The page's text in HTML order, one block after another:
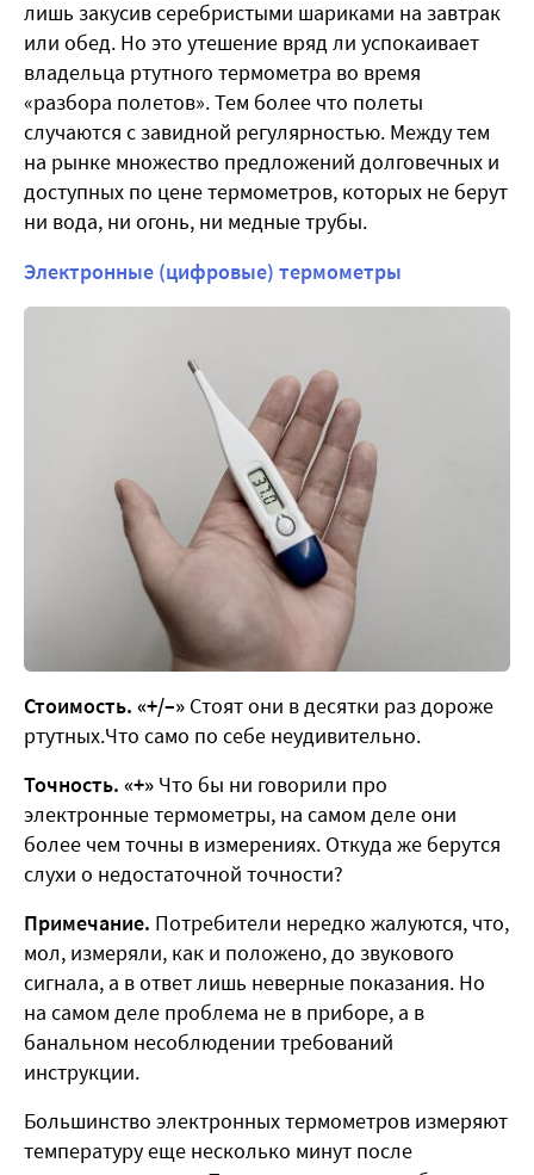
лишь закусив серебристыми шариками на завтрак
или обед. Но это утешение вряд ли успокаивает
владельца ртутного термометра во время
«разбора полетов». Тем более что полеты
случаются с завидной регулярностью. Между тем
на рынке множество предложений долговечных и
доступных по цене термометров, которых не берут
ни вода, ни огонь, ни медные трубы.
Электронные (цифровые) термометры
Стоимость. «+/–» Стоят они в десятки раз дороже
ртутных.Что само по себе неудивительно.
Точность. «+» Что бы ни говорили про
электронные термометры, на самом деле они
более чем точны в измерениях. Откуда же берутся
слухи о недостаточной точности?
Примечание. Потребители нередко жалуются, что,
мол, измеряли, как и положено, до звукового
сигнала, а в ответ лишь неверные показания. Но
на самом деле проблема не в приборе, а в
банальном несоблюдении требований
инструкции.
Большинство электронных термометров измеряют
температуру еще несколько минут после